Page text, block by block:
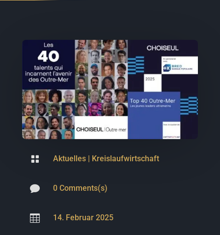
 Aktuelles| Kreislaufwirtschaft
 0 Comments(s)
 14. Februar 2025